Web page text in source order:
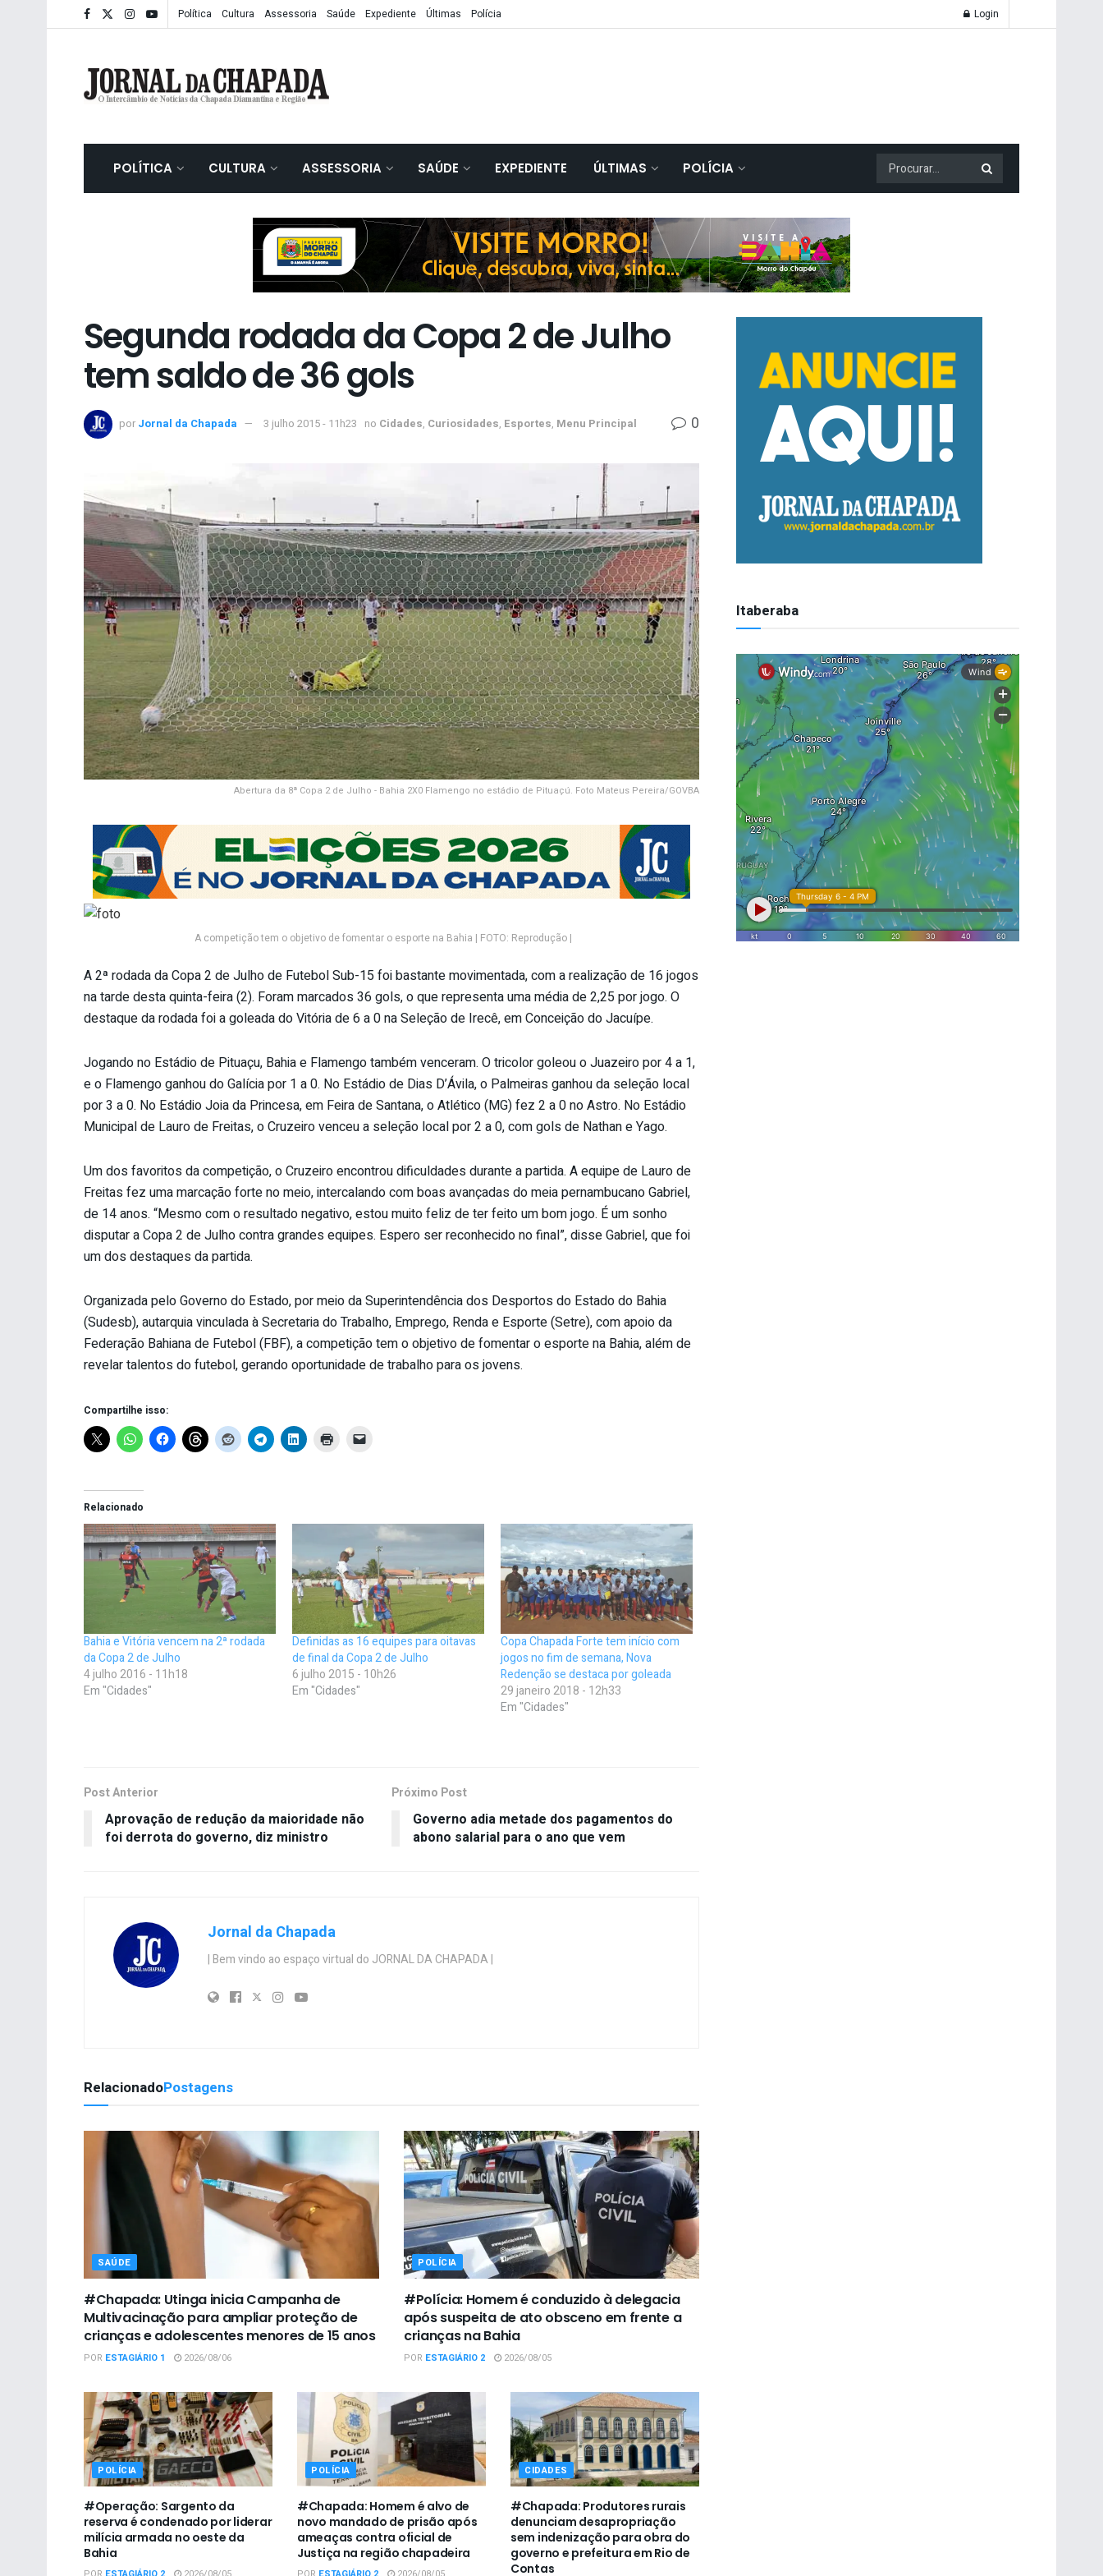
Política Cultura Assessoria Saúde Expediente Últimas Polícia Login
POLÍTICA CULTURA ASSESSORIA SAÚDE EXPEDIENTE ÚLTIMAS POLÍCIA
Segunda rodada da Copa 2 de Julho
tem saldo de 36 gols
por Jornal da Chapada 3 julho 2015 - 11h23 no Cidades, Curiosidades, Esportes, Menu Principal 0
Abertura da 8ª Copa 2 de Julho - Bahia 2X0 Flamengo no estádio de Pituaçú. Foto Mateus Pereira/GOVBA
A competição tem o objetivo de fomentar o esporte na Bahia | FOTO: Reprodução |
A 2ª rodada da Copa 2 de Julho de Futebol Sub-15 foi bastante movimentada, com a realização de 16 jogos
na tarde desta quinta-feira (2). Foram marcados 36 gols, o que representa uma média de 2,25 por jogo. O
destaque da rodada foi a goleada do Vitória de 6 a 0 na Seleção de Irecê, em Conceição do Jacuípe.
Jogando no Estádio de Pituaçu, Bahia e Flamengo também venceram. O tricolor goleou o Juazeiro por 4 a 1,
e o Flamengo ganhou do Galícia por 1 a 0. No Estádio de Dias D’Ávila, o Palmeiras ganhou da seleção local
por 3 a 0. No Estádio Joia da Princesa, em Feira de Santana, o Atlético (MG) fez 2 a 0 no Astro. No Estádio
Municipal de Lauro de Freitas, o Cruzeiro venceu a seleção local por 2 a 0, com gols de Nathan e Yago.
Um dos favoritos da competição, o Cruzeiro encontrou dificuldades durante a partida. A equipe de Lauro de
Freitas fez uma marcação forte no meio, intercalando com boas avançadas do meia pernambucano Gabriel,
de 14 anos. “Mesmo com o resultado negativo, estou muito feliz de ter feito um bom jogo. É um sonho
disputar a Copa 2 de Julho contra grandes equipes. Espero ser reconhecido no final”, disse Gabriel, que foi
um dos destaques da partida.
Organizada pelo Governo do Estado, por meio da Superintendência dos Desportos do Estado do Bahia
(Sudesb), autarquia vinculada à Secretaria do Trabalho, Emprego, Renda e Esporte (Setre), com apoio da
Federação Bahiana de Futebol (FBF), a competição tem o objetivo de fomentar o esporte na Bahia, além de
revelar talentos do futebol, gerando oportunidade de trabalho para os jovens.
Compartilhe isso:
Relacionado
Bahia e Vitória vencem na 2ª rodada
da Copa 2 de Julho
4 julho 2016 - 11h18
Em "Cidades"
Definidas as 16 equipes para oitavas
de final da Copa 2 de Julho
6 julho 2015 - 10h26
Em "Cidades"
Copa Chapada Forte tem início com
jogos no fim de semana, Nova
Redenção se destaca por goleada
29 janeiro 2018 - 12h33
Em "Cidades"
Post Anterior
Aprovação de redução da maioridade não
foi derrota do governo, diz ministro
Próximo Post
Governo adia metade dos pagamentos do
abono salarial para o ano que vem
Jornal da Chapada
| Bem vindo ao espaço virtual do JORNAL DA CHAPADA |
RelacionadoPostagens
SAÚDE
#Chapada: Utinga inicia Campanha de
Multivacinação para ampliar proteção de
crianças e adolescentes menores de 15 anos
POR ESTAGIÁRIO 1 2026/08/06
POLÍCIA
#Polícia: Homem é conduzido à delegacia
após suspeita de ato obsceno em frente a
crianças na Bahia
POR ESTAGIÁRIO 2 2026/08/05
POLÍCIA
#Operação: Sargento da
reserva é condenado por liderar
milícia armada no oeste da
Bahia
POLÍCIA
#Chapada: Homem é alvo de
novo mandado de prisão após
ameaças contra oficial de
Justiça na região chapadeira
CIDADES
#Chapada: Produtores rurais
denunciam desapropriação
sem indenização para obra do
governo e prefeitura em Rio de
Contas
Itaberaba